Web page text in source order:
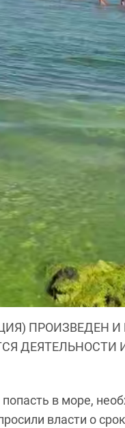
ПРОИЗВЕДЕН
ДЕЯТЕЛЬНОСТИ
в море,
власти о